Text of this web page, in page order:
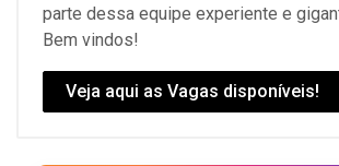
parte dessa equipe experiente e
Bem vindos!
Veja aqui as Vagas disponíveis!